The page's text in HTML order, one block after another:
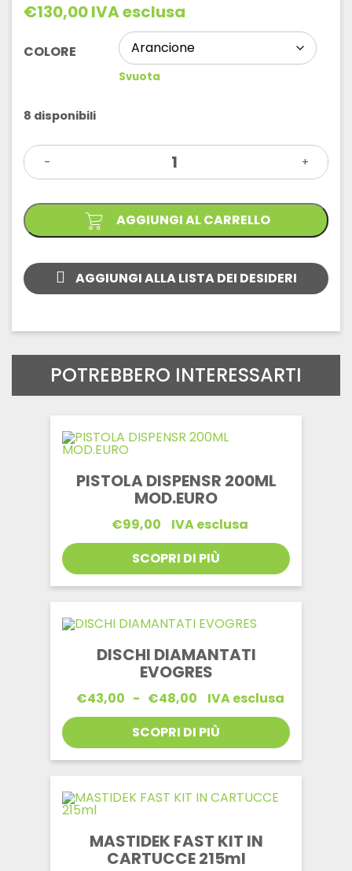
€130,00IVA esclusa
COLORE
Svuota
8 disponibili
-
FRESA
CANDELA
quantità
+
AGGIUNGI AL CARRELLO
AGGIUNGI ALLA LISTA DEI DESIDERI
POTREBBERO INTERESSARTI
PISTOLA DISPENSR 200ML
MOD.EURO
€99,00
IVA esclusa
SCOPRI DI PIÙ
DISCHI DIAMANTATI
EVOGRES
€43,00 - €48,00
Fascia
di
prezzo:
da
€43,00
a
IVA esclusa
SCOPRI DI PIÙ
MASTIDEK FAST KIT IN
CARTUCCE 215ml